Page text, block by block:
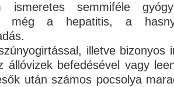
ismeretes semmiféle
még a hepatitis, a
illetve bizonyos
állóvizek befedésével vagy
után számos pocsolya